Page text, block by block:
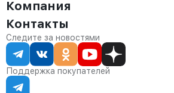
Доставка
Оплата
Сервис
Статус заказа
Статьи
Компания
О компании
Контакты
Партнёрам
Контакты
Отдел продаж:
8 (800) 234-22-62
corp@anvikor.ru
Ежедневно, с 7:00-19:00 (МСК)
Отдел рекламации:
Следите за новостями
Поддержка покупателей